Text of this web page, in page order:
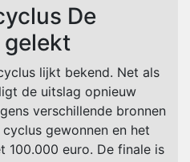
De
gelekt
lijkt bekend. Net als
de uitslag opnieuw
verschillende bronnen
gewonnen en het
100.000 euro. De finale is